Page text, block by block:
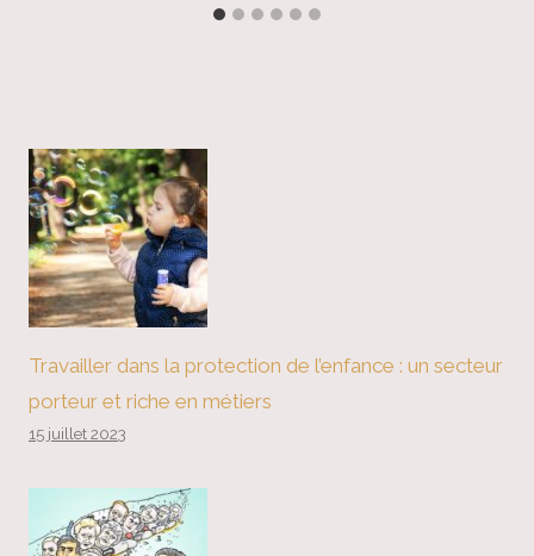
Travailler dans la protection de l’enfance : un secteur
porteur et riche en métiers
15 juillet 2023